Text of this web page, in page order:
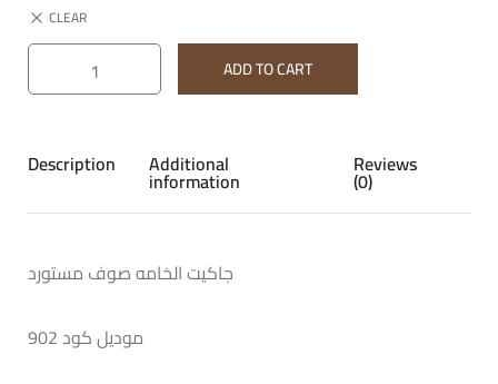
CLEAR
ADD TO CART
Description Additional
information
Reviews
(0)
جاكيت الخامه صوف مستورد
موديل كود 902